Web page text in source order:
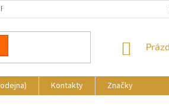
REKLAMACE
Kontakty
Značky